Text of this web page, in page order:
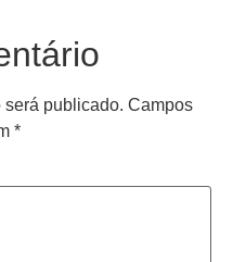
será publicado. Campos
*